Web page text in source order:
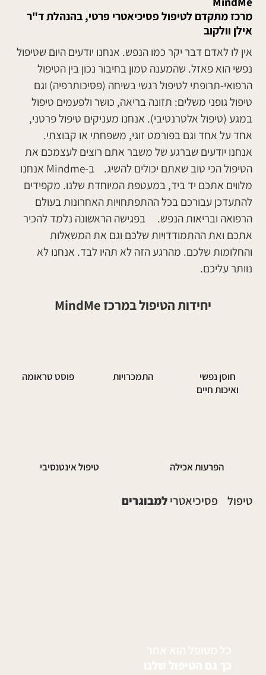
מרכז מתקדם לטיפול פסיכיאטרי פרטי, בהנהלת ד"ר
אילן וולקוב
אין לו לאדם דבר יקר כמו הנפש. אנחנו יודעים היום שטיפול
נפשי הוא פאזל. שהמענה טמון בחיבור נכון בין הטיפול
הרפואי-תרופתי לטיפול רגשי בשיחה (פסיכותרפיה) וגם
טיפול גופני משלים: תזונה בריאה, כושר ולפעמים טיפול
במגע (טיפול אלטרנטיבי). אנחנו מעניקים טיפול פרטני,
אחד על אחד וגם בפורמט זוגי, משפחתי או קבוצתי.
אנחנו יודעים שברגע של משבר אתם רוצים לעצמכם את
הטיפול הכי טוב שאתם יכולים להשיג. ב-Mindme אנחנו
מלווים אתכם יד ביד, במעטפת המיוחדת שלנו. מקפידים
להתעדכן עבורכם בכל ההתפתחויות האחרונות בעולם
הרפואה ובריאות הנפש. בפגישה הראשונה נלמד להכיר
אתכם ואת ההתמודדויות שלכם וגם את המשאלות
והחלומות שלכם. מהרגע הזה לא תהיו לבד. אנחנו לא
נוותר עליכם.
יחידות הטיפול במרכז MindMe
חוסן נפשי
ואיכות חיים
התמכרויות פוסט טראומה
הפרעות אכילה טיפול אינטנסיבי
טיפול פסיכיאטרילמבוגרים
כל מטופל הוא אחר
כך גם הטיפול שלנו